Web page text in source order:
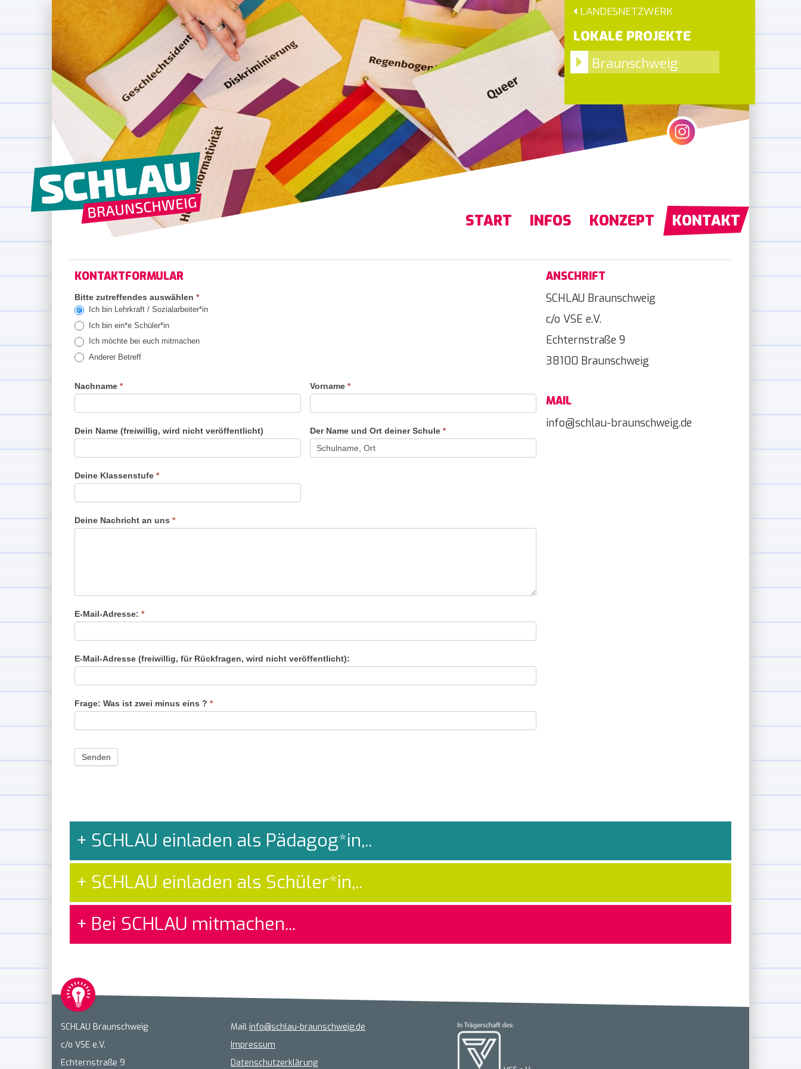
Braunschweig
LANDESNETZWERK
LOKALE PROJEKTE
START INFOS KONZEPT KONTAKT
KONTAKTFORMULAR
Schüler*in
Bitte zutreffendes auswählen *
Ich bin Lehrkraft / Sozialarbeiter*in
Ich bin ein*e Schüler*in
Ich möchte bei euch mitmachen
Anderer Betreff
Nachname * Vorname*
Dein Name (freiwillig, wird nicht veröffentlicht) Der Name und Ort deiner Schule*
Deine Klassenstufe *
Deine Nachricht an uns *
E-Mail-Adresse: *
E-Mail-Adresse (freiwillig, für Rückfragen, wird nicht veröffentlicht):
Frage: Was ist zwei minus eins ? *
Senden
ANSCHRIFT
SCHLAU Braunschweig
c/o VSE e.V.
Echternstraße 9
38100 Braunschweig
MAIL
info@schlau-braunschweig.de
SCHLAU einladen als Pädagog*in,..
SCHLAU einladen als Schüler*in,..
Bei SCHLAU mitmachen...
SCHLAU Braunschweig
c/o VSE e.V.
Echternstraße 9
Mail info@schlau-braunschweig.de
Impressum
Datenschutzerklärung